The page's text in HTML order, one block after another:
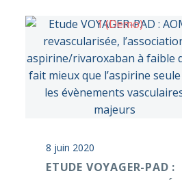
8 juin 2020
ETUDE VOYAGER-PAD :